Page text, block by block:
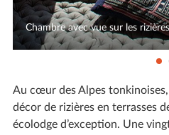
Chambre avec vue sur les
Au cœur des Alpes
décor de rizières en terrasses
écolodge d’exception. Une